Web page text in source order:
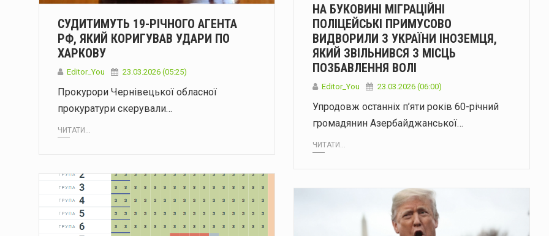
НА БУКОВИНІ МІГРАЦІЙНІ
ПОЛІЦЕЙСЬКІ ПРИМУСОВО
ВИДВОРИЛИ З УКРАЇНИ ІНОЗЕМЦЯ,
ЯКИЙ ЗВІЛЬНИВСЯ З МІСЦЬ
ПОЗБАВЛЕННЯ ВОЛІ
Editor_You 23.03.2026 (06:00)
Упродовж останніх п’яти років 60-річний
громадянин Азербайджанської…
ЧИТАТИ...
СУДИТИМУТЬ 19-РІЧНОГО АГЕНТА
РФ, ЯКИЙ КОРИГУВАВ УДАРИ ПО
ХАРКОВУ
Editor_You 23.03.2026 (05:25)
Прокурори Чернівецької обласної
прокуратури скерували…
ЧИТАТИ...